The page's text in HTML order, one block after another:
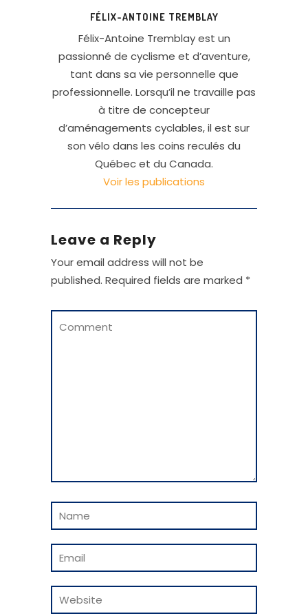
FÉLIX-ANTOINE TREMBLAY
Félix-Antoine Tremblay est un
passionné de cyclisme et d’aventure,
tant dans sa vie personnelle que
professionnelle. Lorsqu’il ne travaille pas
à titre de concepteur
d’aménagements cyclables, il est sur
son vélo dans les coins reculés du
Québec et du Canada.
Voir les publications
Leave a Reply
Your email address will not be
published. Required fields are marked *